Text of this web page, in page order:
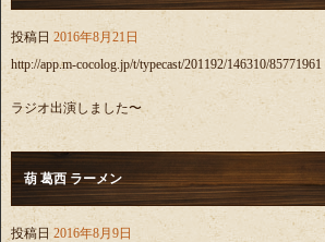
投稿日 2016年8月21日
http://app.m-cocolog.jp/t/typecast/201192/146310/85771961
ラジオ出演しました〜
葫 葛西 ラーメン
投稿日 2016年8月9日